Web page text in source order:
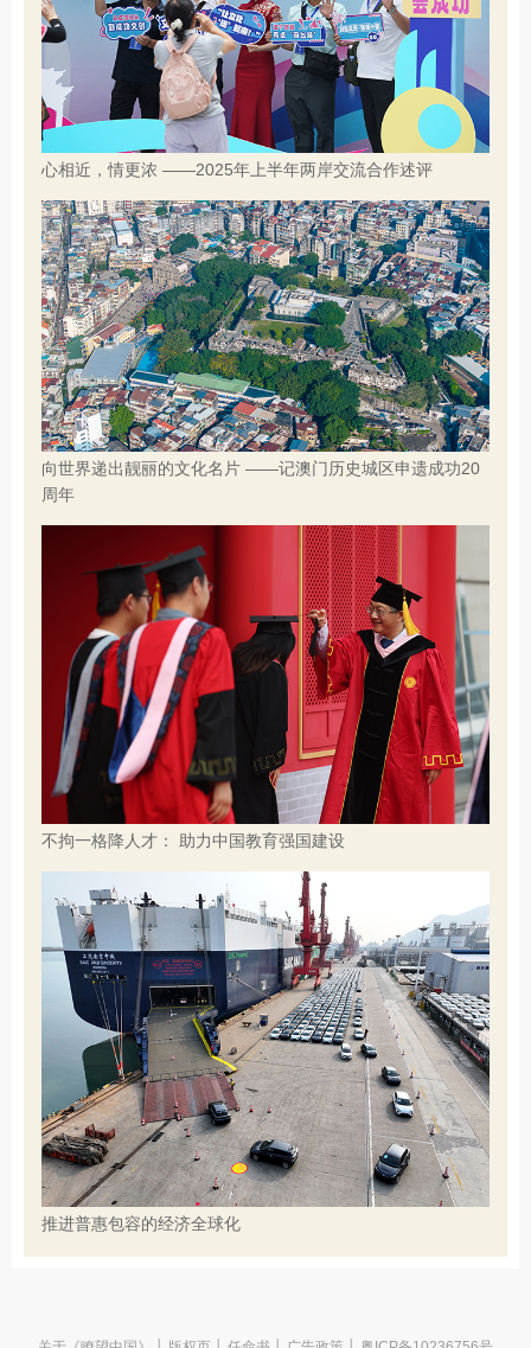
心相近，情更浓 ——2025年上半年两岸交流合作述评
向世界递出靓丽的文化名片 ——记澳门历史城区申遗成功20
周年
不拘一格降人才： 助力中国教育强国建设
推进普惠包容的经济全球化